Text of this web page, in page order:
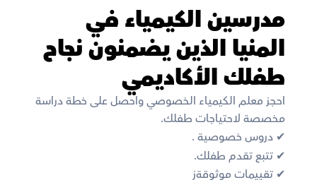
مدرسين الكيمياء في
المنيا الذين يضمنون نجاح
طفلك الأكاديمي
احجز معلم الكيمياء الخصوصي واحصل على خطة دراسة
مخصصة لاحتياجات طفلك.
✔︎ دروس خصوصية .
✔︎ تتبع تقدم طفلك.
✔︎ تقييمات موثوقةز